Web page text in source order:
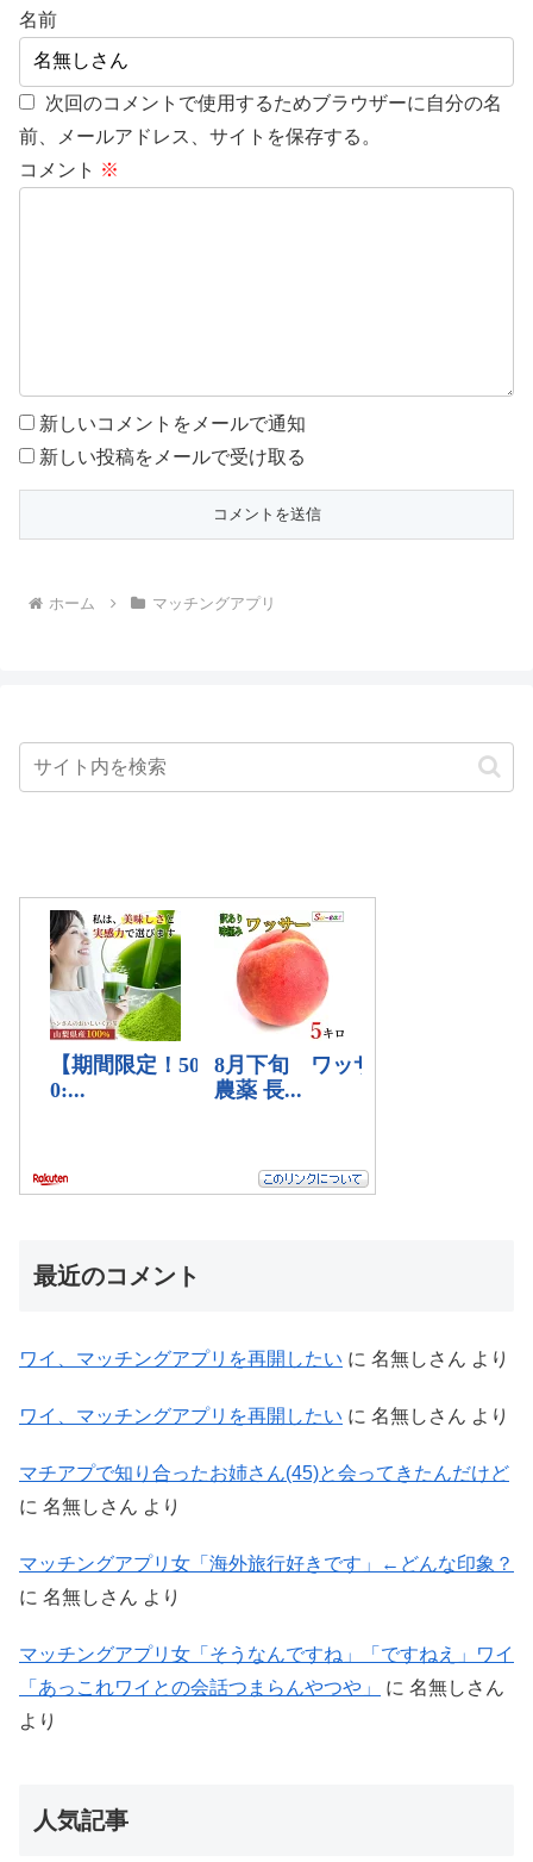
名前
次回のコメントで使用するためブラウザーに自分の名
前、メールアドレス、サイトを保存する。
コメント ※
新しいコメントをメールで通知
新しい投稿をメールで受け取る
ホーム マッチングアプリ
最近のコメント
ワイ、マッチングアプリを再開したい に 名無しさん より
ワイ、マッチングアプリを再開したい に 名無しさん より
マチアプで知り合ったお姉さん(45)と会ってきたんだけど
に 名無しさん より
マッチングアプリ女「海外旅行好きです」←どんな印象？
に 名無しさん より
マッチングアプリ女「そうなんですね」「ですねえ」ワイ
「あっこれワイとの会話つまらんやつや」
に 名無しさん
より
人気記事